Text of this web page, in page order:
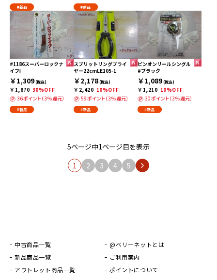
#新品 #新品
#1186スーパーロックナ
イフⅠ
￥1,309(税込)
￥1,870 30%OFF
36ポイント（3％還元）
#新品
スプリットリングプライ
ヤー22cmLE105-1
￥2,178(税込)
￥2,420 10%OFF
59ポイント（3％還元）
#新品
ピンオンリールシングル
#ブラック
￥1,089(税込)
￥1,210 10%OFF
30ポイント（3％還元）
#新品
5ページ中1ページ目を表示
1
2 3 4 5
中古商品一覧
新品商品一覧
アウトレット商品一覧
@ベリーネットとは
ご利用案内
ポイントについて